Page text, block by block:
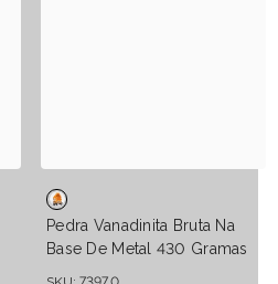
Pedra Vanadinita Bruta Na
Base De Metal 430 Gramas